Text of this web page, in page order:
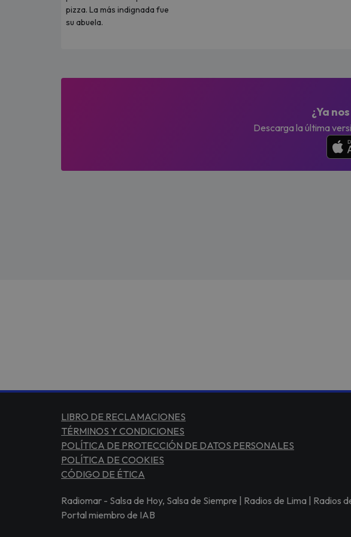
pizza. La más indignada fue
su abuela.
¿Ya
Descarga la última
LIBRO DE RECLAMACIONES
TÉRMINOS Y CONDICIONES
POLÍTICA DE PROTECCIÓN DE DATOS PERSONALES
POLÍTICA DE COOKIES
CÓDIGO DE ÉTICA
Radiomar - Salsa de Hoy, Salsa de Siempre | Radios de Lima |
Portal miembro de IAB